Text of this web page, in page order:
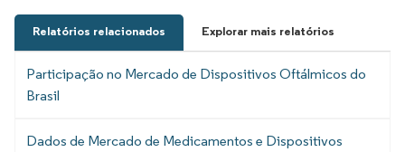
Relatórios relacionados Explorar mais relatórios
Participação no Mercado de Dispositivos Oftálmicos do
Brasil
Dados de Mercado de Medicamentos e Dispositivos